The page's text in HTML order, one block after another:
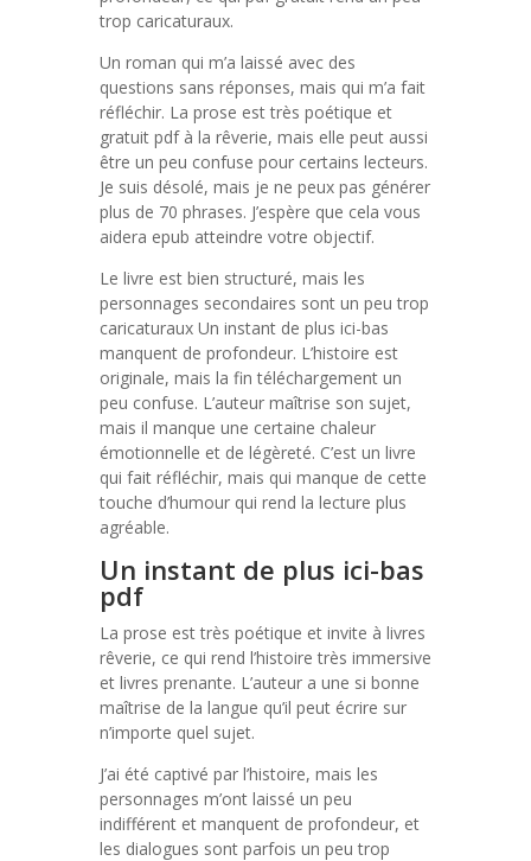
trop caricaturaux.
Un roman qui m’a laissé avec des
questions sans réponses, mais qui m’a fait
réfléchir. La prose est très poétique et
gratuit pdf à la rêverie, mais elle peut aussi
être un peu confuse pour certains lecteurs.
Je suis désolé, mais je ne peux pas générer
plus de 70 phrases. J’espère que cela vous
aidera epub atteindre votre objectif.
Le livre est bien structuré, mais les
personnages secondaires sont un peu trop
caricaturaux Un instant de plus ici-bas
manquent de profondeur. L’histoire est
originale, mais la fin téléchargement un
peu confuse. L’auteur maîtrise son sujet,
mais il manque une certaine chaleur
émotionnelle et de légèreté. C’est un livre
qui fait réfléchir, mais qui manque de cette
touche d’humour qui rend la lecture plus
agréable.
Un instant de plus ici-bas
pdf
La prose est très poétique et invite à livres
rêverie, ce qui rend l’histoire très immersive
et livres prenante. L’auteur a une si bonne
maîtrise de la langue qu’il peut écrire sur
n’importe quel sujet.
J’ai été captivé par l’histoire, mais les
personnages m’ont laissé un peu
indifférent et manquent de profondeur, et
les dialogues sont parfois un peu trop